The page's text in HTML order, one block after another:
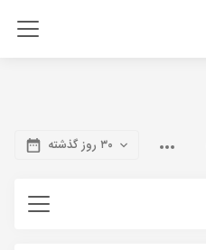
۳۰ روز گذشته